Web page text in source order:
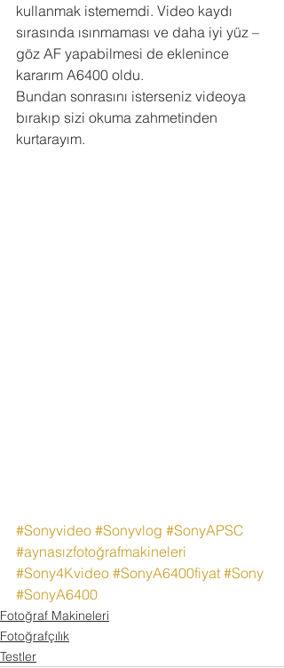
kullanmak istememdi. Video kaydı
sırasında ısınmaması ve daha iyi yüz –
göz AF yapabilmesi de eklenince
kararım A6400 oldu.
Bundan sonrasını isterseniz videoya
bırakıp sizi okuma zahmetinden
kurtarayım.
#Sonyvideo #Sonyvlog #SonyAPSC
#aynasızfotoğrafmakineleri
#Sony4Kvideo #SonyA6400fiyat #Sony
#SonyA6400
Fotoğraf Makineleri
Fotoğrafçılık
Testler